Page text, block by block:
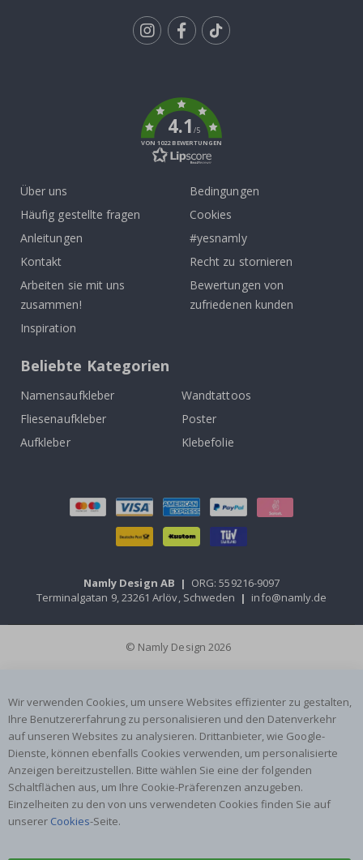
4.1/5
VON 1022 BEWERTUNGEN
Über uns
Häufig gestellte fragen
Anleitungen
Kontakt
Arbeiten sie mit uns
zusammen!
Inspiration
Bedingungen
Cookies
#yesnamly
Recht zu stornieren
Bewertungen von
zufriedenen kunden
Beliebte Kategorien
Namensaufkleber
Wandtattoos
Fliesenaufkleber
Poster
Aufkleber
Klebefolie
Namly Design AB | ORG: 559216-9097
Terminalgatan 9, 23261 Arlöv, Schweden | info@namly.de
© Namly Design 2026
Wir verwenden Cookies, um unsere Websites effizienter zu gestalten,
Ihre Benutzererfahrung zu personalisieren und den Datenverkehr
auf unseren Websites zu analysieren. Drittanbieter, wie Google-
Dienste, können ebenfalls Cookies verwenden, um personalisierte
Anzeigen bereitzustellen. Bitte wählen Sie eine der folgenden
Schaltflächen aus, um Ihre Cookie-Präferenzen anzugeben.
Einzelheiten zu den von uns verwendeten Cookies finden Sie auf
unserer Cookies-Seite.